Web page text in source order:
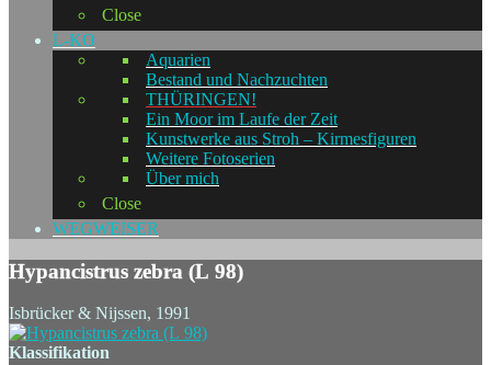
Close
L-KO
Aquarien
Bestand und Nachzuchten
THÜRINGEN!
Ein Moor im Laufe der Zeit
Kunstwerke aus Stroh – Kirmesfiguren
Weitere Fotoserien
Über mich
Close
WEGWEISER
Hypancistrus zebra (L 98)
Isbrücker & Nijssen, 1991
Klassifikation